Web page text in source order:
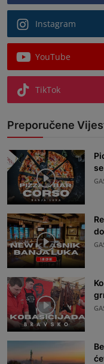
Instagram
YouTube
TikTok
Preporučene